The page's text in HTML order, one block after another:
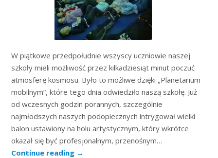
W piątkowe przedpołudnie wszyscy uczniowie naszej
szkoły mieli możliwość przez kilkadziesiąt minut poczuć
atmosferę kosmosu. Było to możliwe dzięki „Planetarium
mobilnym”, które tego dnia odwiedziło naszą szkołę. Już
od wczesnych godzin porannych, szczególnie
najmłodszych naszych podopiecznych intrygował wielki
balon ustawiony na holu artystycznym, który wkrótce
okazał się być profesjonalnym, przenośnym…
Continue reading →